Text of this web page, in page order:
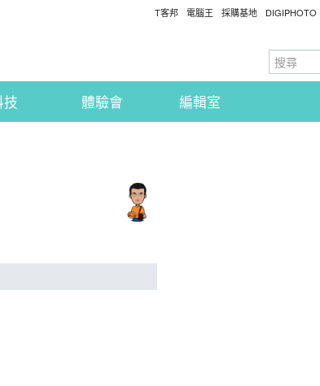
T客邦 電腦王 採購基地 DIGIPHOTO
技 體驗會 編輯室